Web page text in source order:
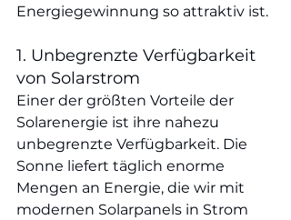
Energiegewinnung so attraktiv ist.
1. Unbegrenzte Verfügbarkeit
von Solarstrom
Einer der größten Vorteile der
Solarenergie ist ihre nahezu
unbegrenzte Verfügbarkeit. Die
Sonne liefert täglich enorme
Mengen an Energie, die wir mit
modernen Solarpanels in Strom